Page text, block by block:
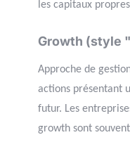
les capitaux
Growth (style
Approche de
actions présentant
futur. Les
growth sont